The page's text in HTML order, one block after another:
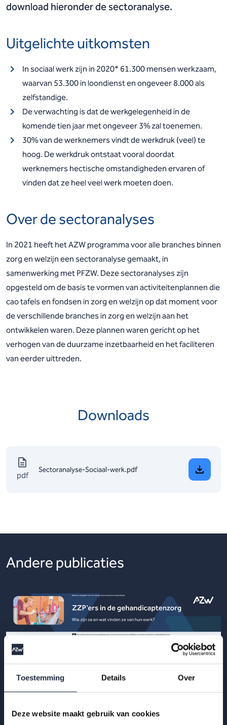
Toestemming Details Over
Deze website maakt gebruik van cookies
download hieronder de sectoranalyse.
Uitgelichte uitkomsten
In sociaal werk zijn in 2020* 61.300 mensen werkzaam,
waarvan 53.300 in loondienst en ongeveer 8.000 als
zelfstandige.
De verwachting is dat de werkgelegenheid in de
komende tien jaar met ongeveer 3% zal toenemen.
30% van de werknemers vindt de werkdruk (veel) te
hoog. De werkdruk ontstaat vooral doordat
werknemers hectische omstandigheden ervaren of
vinden dat ze heel veel werk moeten doen.
Over de sectoranalyses
In 2021 heeft het AZW programma voor alle branches binnen
zorg en welzijn een sectoranalyse gemaakt, in
samenwerking met PFZW. Deze sectoranalyses zijn
opgesteld om de basis te vormen van activiteitenplannen die
cao tafels en fondsen in zorg en welzijn op dat moment voor
de verschillende branches in zorg en welzijn aan het
ontwikkelen waren. Deze plannen waren gericht op het
verhogen van de duurzame inzetbaarheid en het faciliteren
van eerder uittreden.
Downloads
pdf
Sectoranalyse-Sociaal-werk.pdf
Andere publicaties